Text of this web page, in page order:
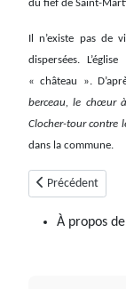
du fief de Saint-
Il n’existe pas de
dispersées.
« château ».
berceau, le chœur
Clocher-tour contre
dans la commune.
Article précédent
Précédent
À propos